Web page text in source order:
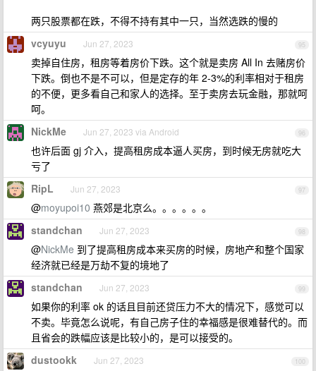
两只股票都在跌，不得不持有其中一只，当然选跌的慢的
95
vcyuyu Jun 27, 2023
卖掉自住房，租房等着房价下跌。这个就是卖房 All In 去赌房价
下跌。倒也不是不可以，但是定存的年 2-3%的利率相对于租房
的不便，更多看自己和家人的选择。至于卖房去玩金融，那就呵
呵。
96
NickMe Jun 27, 2023 via Android
也许后面 gj 介入，提高租房成本逼人买房，到时候无房就吃大
亏了
97
RipL Jun 27, 2023
@moyupoi10 燕郊是北京么。。。。。。
98
standchan Jun 27, 2023
@NickMe 到了提高租房成本来买房的时候，房地产和整个国家
经济就已经是万劫不复的境地了
99
standchan Jun 27, 2023
如果你的利率 ok 的话且目前还贷压力不大的情况下，感觉可以
不卖。毕竟怎么说呢，有自己房子住的幸福感是很难替代的。而
且省会的跌幅应该是比较小的，是可以接受的。
100
dustookk Jun 27, 2023